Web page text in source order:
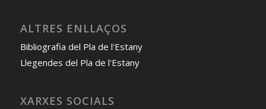
ALTRES ENLLAÇOS
Bibliografia del Pla de l'Estany
Llegendes del Pla de l'Estany
XARXES SOCIALS